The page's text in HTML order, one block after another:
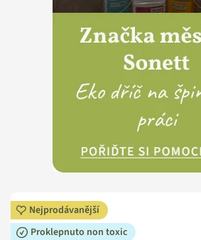
Nejprodávanější
Proklepnuto non toxic